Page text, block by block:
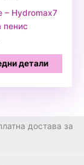
– Hydromax7
пенис
детали
достава за